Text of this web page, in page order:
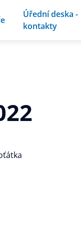
Úřední deska -
kontakty